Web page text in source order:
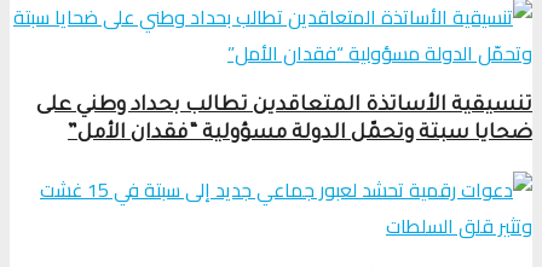
تنسيقية الأساتذة المتعاقدين تطالب بحداد وطني على
ضحايا سبتة وتحمّل الدولة مسؤولية “فقدان الأمل”